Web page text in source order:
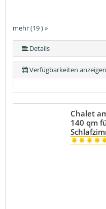
mehr (19 ) »
mehr (19 ) »
mehr (19 ) »
mehr (19 ) »
mehr (19 ) »
mehr (19 ) »
mehr (19 ) »
mehr (19 ) »
mehr (19 ) »
mehr (19 ) »
mehr (19 ) »
mehr (19 ) »
mehr (19 ) »
mehr (19 ) »
mehr (19 ) »
mehr (19 ) »
Details
Verfügbarkeiten anzeigen
Chalet
140 qm